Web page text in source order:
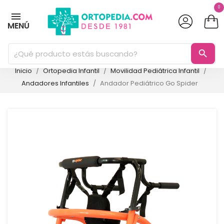
MENÚ
0
search
Inicio Ortopedia Infantil
Movilidad Pediátrica Infantil
Andadores Infantiles
Andador Pediátrico Go Spider